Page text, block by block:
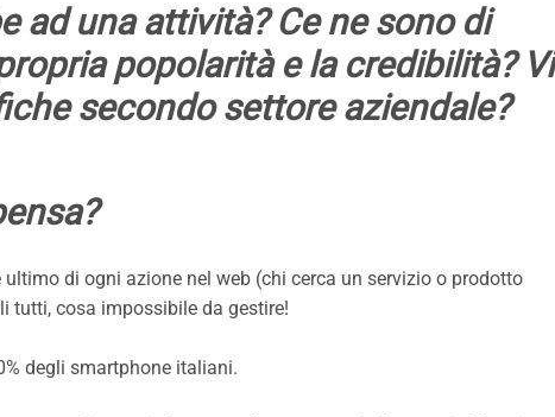
ad una attività? Ce ne sono di
popolarità e la credibilità? Vi
secondo settore aziendale?
di ogni azione nel web (chi cerca un servizio o prodotto
tutti, cosa impossibile da gestire!
degli smartphone italiani.